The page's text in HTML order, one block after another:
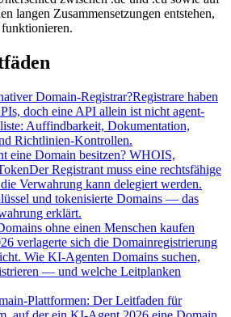
langen Zusammensetzungen entstehen,
Domain-Registrar?Registrare haben
doch eine API allein ist nicht agent-
Auffindbarkeit, Dokumentation,
Richtlinien-Kontrollen.
eine Domain besitzen? WHOIS,
Der Registrant muss eine rechtsfähige
Verwahrung kann delegiert werden.
und tokenisierte Domains — das
erklärt.
ohne einen Menschen kaufen
verlagerte sich die Domainregistrierung
Wie KI-Agenten Domains suchen,
— und welche Leitplanken
Plattformen: Der Leitfaden für